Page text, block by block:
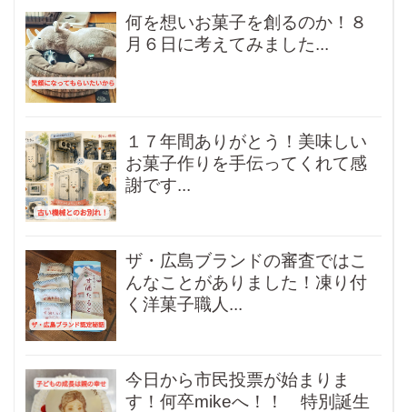
何を想いお菓子を創るのか！８
月６日に考えてみました...
１７年間ありがとう！美味しい
お菓子作りを手伝ってくれて感
謝です...
ザ・広島ブランドの審査ではこ
んなことがありました！凍り付
く洋菓子職人...
今日から市民投票が始まりま
す！何卒mikeへ！！ 特別誕生